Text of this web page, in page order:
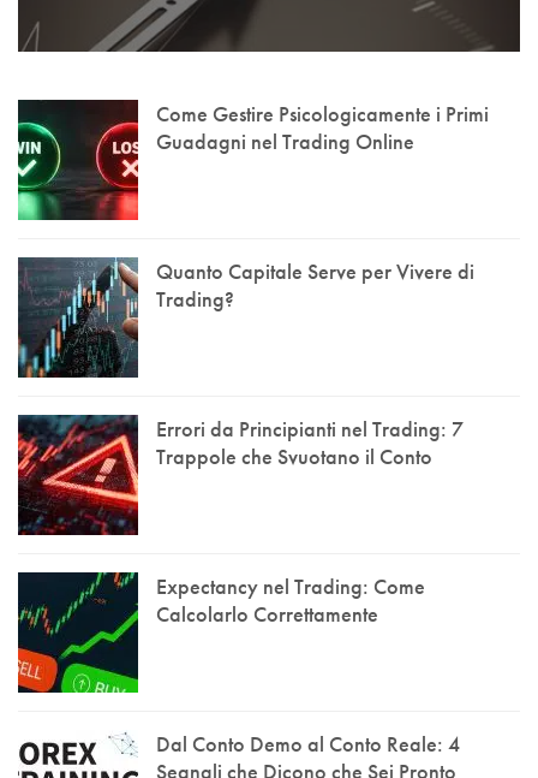
Come Gestire Psicologicamente i Primi
Guadagni nel Trading Online
Quanto Capitale Serve per Vivere di
Trading?
Errori da Principianti nel Trading: 7
Trappole che Svuotano il Conto
Expectancy nel Trading: Come
Calcolarlo Correttamente
Dal Conto Demo al Conto Reale: 4
Segnali che Dicono che Sei Pronto